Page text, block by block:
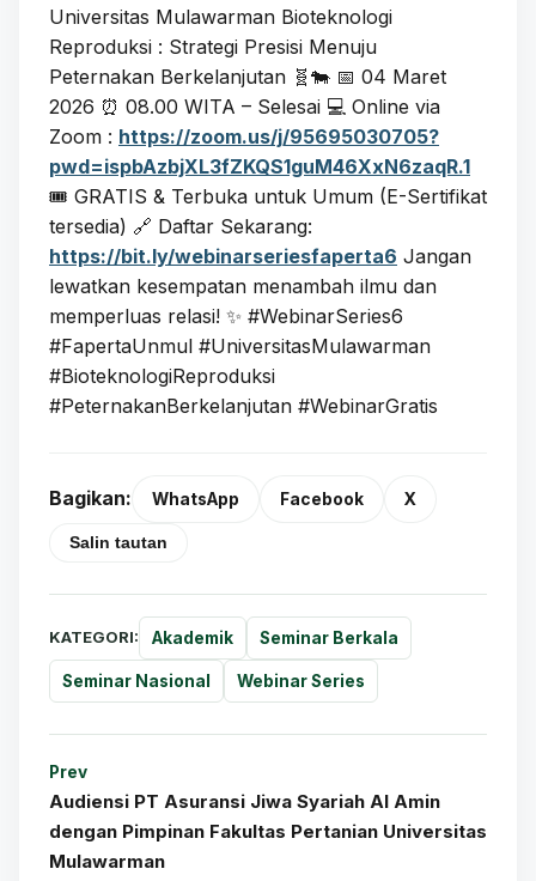
Universitas Mulawarman Bioteknologi
Reproduksi : Strategi Presisi Menuju
Peternakan Berkelanjutan 🧬🐄 📅 04 Maret
2026 ⏰ 08.00 WITA – Selesai 💻 Online via
Zoom : https://zoom.us/j/95695030705?
pwd=ispbAzbjXL3fZKQS1guM46XxN6zaqR.1
🎟️ GRATIS & Terbuka untuk Umum (E-Sertifikat
tersedia) 🔗 Daftar Sekarang:
https://bit.ly/webinarseriesfaperta6 Jangan
lewatkan kesempatan menambah ilmu dan
memperluas relasi! ✨ #WebinarSeries6
#FapertaUnmul #UniversitasMulawarman
#BioteknologiReproduksi
#PeternakanBerkelanjutan #WebinarGratis
Bagikan: WhatsApp Facebook X
Salin tautan
KATEGORI: Akademik Seminar Berkala
Seminar Nasional Webinar Series
Prev
Audiensi PT Asuransi Jiwa Syariah Al Amin
dengan Pimpinan Fakultas Pertanian Universitas
Mulawarman